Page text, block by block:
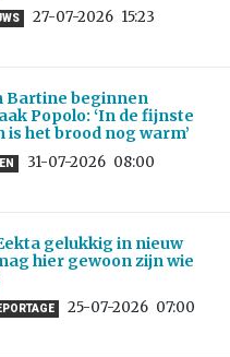
27-07-2026 15:23
Bartine beginnen
Popolo: ‘In de fijnste
het brood nog warm’
31-07-2026 08:00
gelukkig in nieuw
hier gewoon zijn wie
25-07-2026 07:00